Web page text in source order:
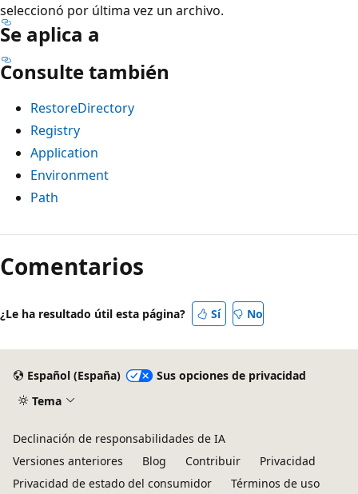
seleccionó por última vez un archivo.
Se aplica a
Consulte también
RestoreDirectory
Registry
Application
Environment
Path
Modo
de
lectura
Comentarios
¿Le ha resultado útil esta página? Sí No
Español (España)
Sus opciones de privacidad
Tema
Declinación de responsabilidades de IA
Versiones anteriores
Blog Contribuir
Privacidad
Privacidad de estado del consumidor
Términos de uso